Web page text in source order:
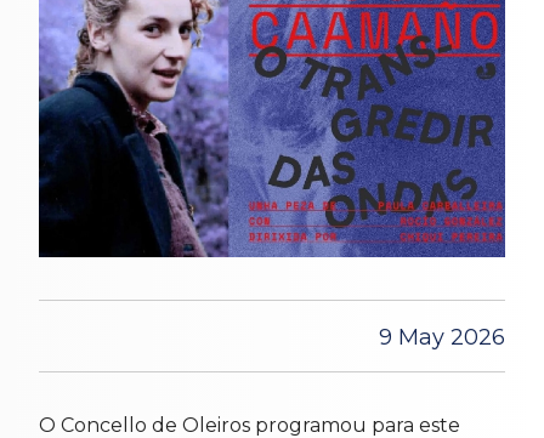
9 May 2026
O Concello de Oleiros programou para este